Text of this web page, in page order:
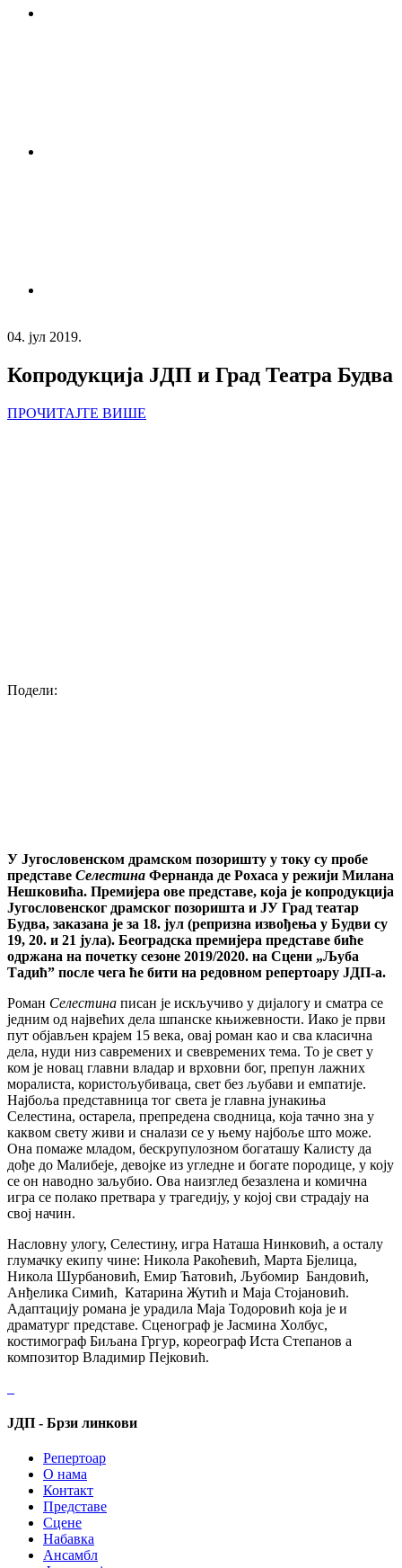
04. јул 2019.
Копродукција ЈДП и Град Театра Будва
ПРОЧИТАЈТЕ ВИШЕ
Подели:
У Југословенском драмском позоришту у току су пробе
представе Селестина Фернанда де Рохаса у режији Милана
Нешковића. Премијера ове представе, која је копродукција
Југословенског драмског позоришта и ЈУ Град театар
Будва, заказана је за 18. јул (репризна извођења у Будви су
19, 20. и 21 јула). Београдска премијера представе биће
одржана на почетку сезоне 2019/2020. на Сцени „Љуба
Тадић” после чега ће бити на редовном репертоару ЈДП-а.
Роман Селестина писан је искључиво у дијалогу и сматра се
једним од највећих дела шпанске књижевности. Иако је први
пут објављен крајем 15 века, овај роман као и сва класична
дела, нуди низ савремених и свевремених тема. То је свет у
ком је новац главни владар и врховни бог, препун лажних
моралиста, користољубиваца, свет без љубави и емпатије.
Најбоља представница тог света је главна јунакиња
Селестина, остарела, препредена сводница, која тачно зна у
каквом свету живи и сналази се у њему најбоље што може.
Она помаже младом, бескрупулозном богаташу Калисту да
дође до Малибеје, девојке из угледне и богате породице, у коју
се он наводно заљубио. Ова наизглед безазлена и комична
игра се полако претвара у трагедију, у којој сви страдају на
свој начин.
Насловну улогу, Селестину, игра Наташа Нинковић, а осталу
глумачку екипу чине: Никола Ракоћевић, Марта Бјелица,
Никола Шурбановић, Емир Ћатовић, Љубомир Бандовић,
Анђелика Симић, Катарина Жутић и Маја Стојановић.
Адаптацију романа је урадила Маја Тодоровић која је и
драматург представе. Сценограф је Јасмина Холбус,
костимограф Биљана Гргур, кореограф Иста Степанов а
композитор Владимир Пејковић.
ЈДП - Брзи линкови
Репертоар
О нама
Контакт
Представе
Сцене
Набавка
Ансамбл